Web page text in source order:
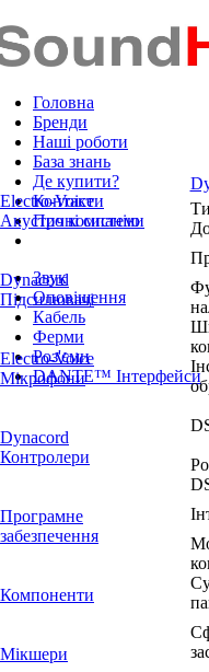
Головна
Бренди
Наші роботи
База знань
Де купити?
Контакти
Про компанію
Звук
Оповіщення
Кабель
Ферми
Роз'єми
DANTE™ Інтерфейси
Electro-Voice
Акустичні системи
Dynacord
Підсилювачі
Electro-Voice
Мікрофони
Dynacord
Контролери
Програмне
забезпечення
Компоненти
Мікшери